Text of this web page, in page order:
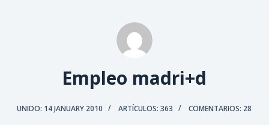
Empleo madri+d
UNIDO: 14 JANUARY 2010 ARTÍCULOS: 363 COMENTARIOS: 28